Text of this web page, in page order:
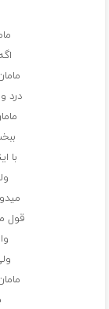
درد
با
قول